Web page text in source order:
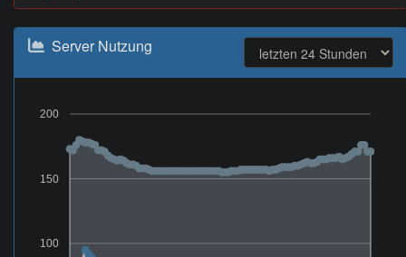
Server Nutzung
100
150
200